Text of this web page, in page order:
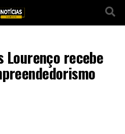
Lourenço recebe